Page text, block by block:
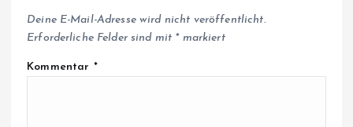
Deine E-Mail-Adresse wird nicht veröffentlicht.
Erforderliche Felder sind mit *markiert
Kommentar *